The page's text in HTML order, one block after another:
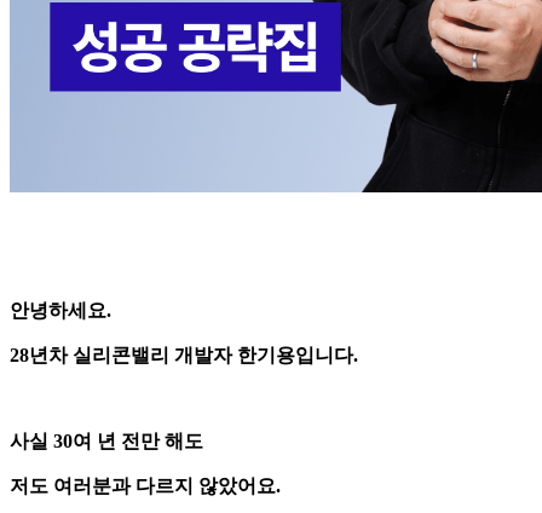
안녕하세요.
28년차 실리콘밸리 개발자 한기용입니다.
사실 30여 년 전만 해도
저도 여러분과 다르지 않았어요.